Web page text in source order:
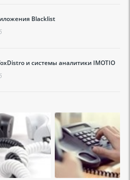
Blacklist
и системы аналитики IMOTIO